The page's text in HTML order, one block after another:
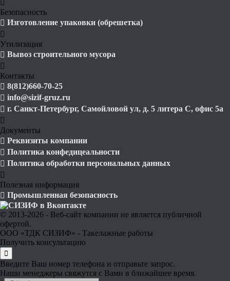
Безопасность
Изготовление упаковки (обрешетка)
Утилизация
Вывоз строительного мусора
Контакты
8(812)660-70-25
info@sizif-gruz.ru
г. Санкт-Петербург, Самойловой ул, д. 5 литера С, офис 5а
Документы
Реквизиты компании
Политика конфедицеальности
Политика обработки персональных данных
Полезная информация
Промышленная безопасность
© 2013-2026 - Веб-сайт компании не является публичной
офертой.
ООО «ТДК СИЗИФ» - Такелажные работы
Получить консультацию
Введите Ваш номер телефона и отправьте запрос.
Наши менеджеры свяжутся с Вами в ближайшее время.